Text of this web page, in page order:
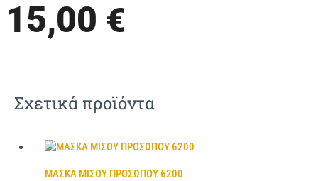
15,00 €
Σχετικά προϊόντα
ΜΑΣΚΑ ΜΙΣΟΥ ΠΡΟΣΩΠΟΥ 6200